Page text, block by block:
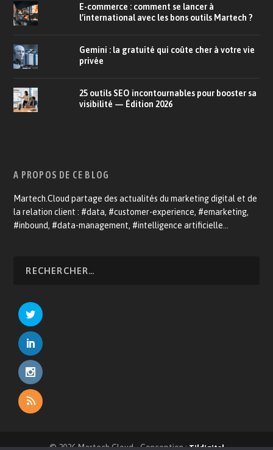
E-commerce : comment se lancer à
l’international avec les bons outils Martech ?
Gemini : la gratuité qui coûte cher à votre vie
privée
25 outils SEO incontournables pour booster sa
visibilité — Édition 2026
A PROPOS DE CE BLOG
Martech.Cloud partage des actualités du marketing digital et de
la relation client : #data, #customer-experience, #emarketing,
#inbound, #data-management, #intelligence artificielle…
© 2026 Martech.Cloud - Conception :Tildigital